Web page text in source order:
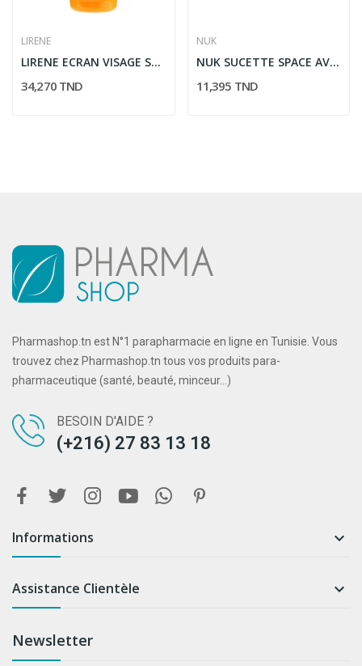
LIRENE
LIRENE ECRAN VISAGE SPF 50 ENFANTS (KIDS) 50 ML
34,270 TND
NUK
NUK SUCETTE SPACE AVEC BOITE 0-6M MICKEY
11,395 TND
Pharmashop.tn est N°1 parapharmacie en ligne en Tunisie. Vous
trouvez chez Pharmashop.tn tous vos produits para-
pharmaceutique (santé, beauté, minceur...)
BESOIN D'AIDE ?
(+216) 27 83 13 18
Informations 
Assistance Clientèle 
Newsletter